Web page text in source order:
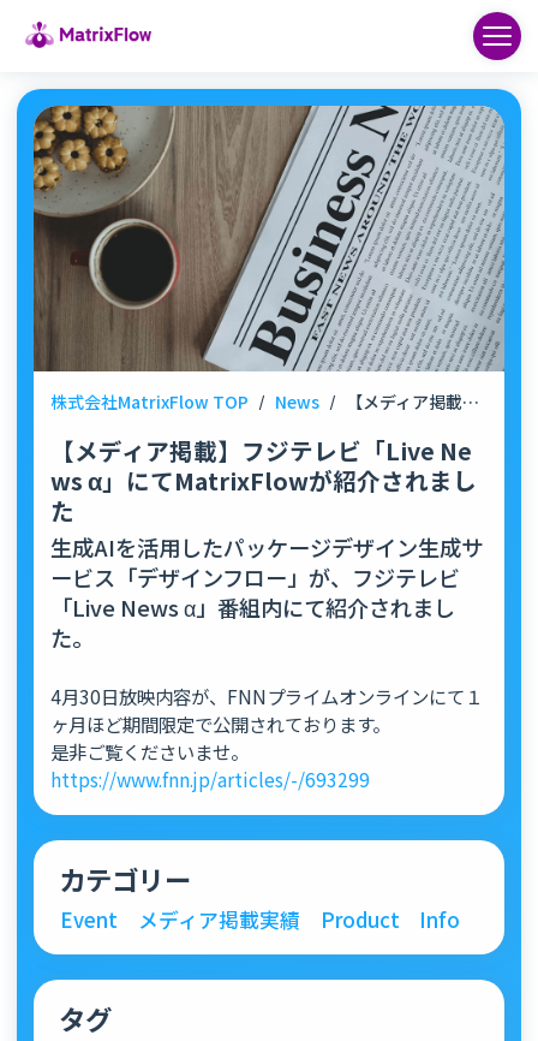
株式会社MatrixFlow TOP / News / 【メディア掲載】フジテレビ「Live News α」にてMatrixFlowが紹介されました
【メディア掲載】フジテレビ「Live Ne
ws α」にてMatrixFlowが紹介されまし
た
生成AIを活用したパッケージデザイン生成サ
ービス「デザインフロー」が、フジテレビ
「Live News α」番組内にて紹介されまし
た。
4月30日放映内容が、FNNプライムオンラインにて１
ヶ月ほど期間限定で公開されております。
是非ご覧くださいませ。
https://www.fnn.jp/articles/-/693299
カテゴリー
Event メディア掲載実績 Product Info
タグ